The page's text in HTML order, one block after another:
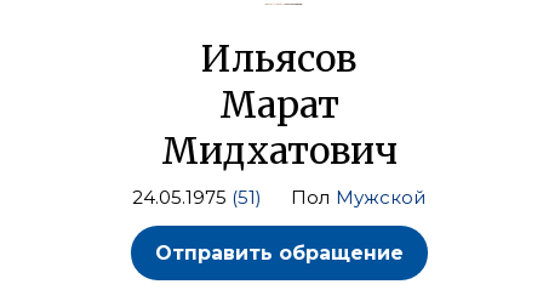
Ильясов
Марат
Мидхатович
24.05.1975 (51) Пол Мужской
Отправить обращение